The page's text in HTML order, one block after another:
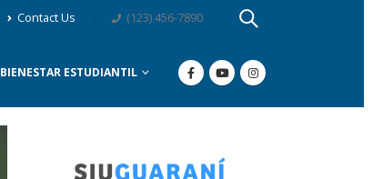
Contact Us (123) 456-7890
BIENESTAR ESTUDIANTIL